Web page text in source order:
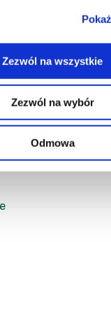
Zezwól na wszystkie
Zezwól na wybór
Odmowa